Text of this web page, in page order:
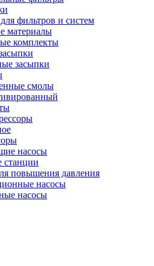
фильтров и систем
материалы
комплекты
засыпки
смолы
насосы
станции
повышения давления
насосы
насосы